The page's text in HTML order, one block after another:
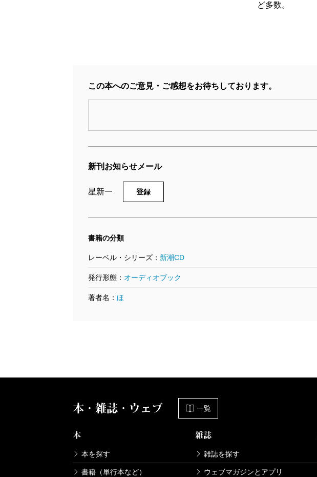
ど多数。
この本へのご意見・ご感想をお待ちしております。
新刊お知らせメール
星新一 登録
書籍の分類
レーベル・シリーズ： 新潮CD
発行形態： オーディオブック
著者名： ほ
本・雑誌・ウェブ 一覧
本
本を探す
書籍（単行本など）
雑誌
雑誌を探す
ウェブマガジンとアプリ